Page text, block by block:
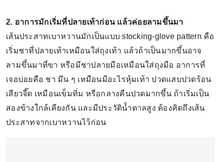
2. อาการมักเริ่มที่ปลายเท้าก่อน แล้วค่อยลามขึ้นมา
เส้นประสาทเบาหวานมักเป็นแบบ stocking-glove pattern คือ
เริ่มชาที่ปลายเท้าเหมือนใส่ถุงเท้า แล้วถ้าเป็นมากขึ้นอาจ
ลามขึ้นมาที่ขา หรือมีชาปลายมือเหมือนใส่ถุงมือ อาการที่
เจอบ่อยคือ ชา มึน ๆ เหมือนมีอะไรหุ้มเท้า ปวดแสบปวดร้อน
เสียวจี๊ด เหมือนเข็มทิ่ม หรือกลางคืนปวดมากขึ้น ถ้าเริ่มเป็น
สองข้างใกล้เคียงกัน และมีประวัติน้ำตาลสูง ต้องคิดถึงเส้น
ประสาทจากเบาหวานไว้ก่อน